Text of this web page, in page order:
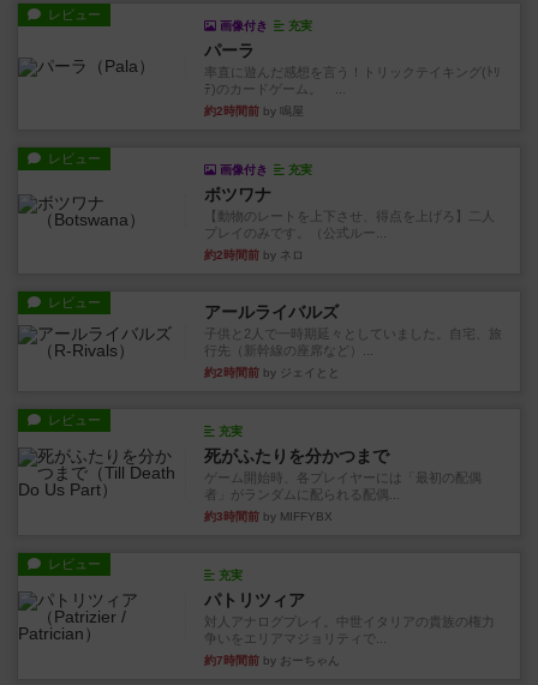
レビュー
画像付き 充実
パーラ
率直に遊んだ感想を言う！トリックテイキング(ﾄﾘ
ﾃ)のカードゲーム。 ...
約2時間前 by 鳴屋
レビュー
画像付き 充実
ボツワナ
【動物のレートを上下させ、得点を上げろ】二人
プレイのみです。（公式ルー...
約2時間前 by ネロ
レビュー アールライバルズ
子供と2人で一時期延々としていました。自宅、旅
行先（新幹線の座席など）...
約2時間前 by ジェイとと
レビュー
充実
死がふたりを分かつまで
ゲーム開始時、各プレイヤーには「最初の配偶
者」がランダムに配られる配偶...
約3時間前 by MIFFYBX
レビュー
充実
パトリツィア
対人アナログプレイ。中世イタリアの貴族の権力
争いをエリアマジョリティで...
約7時間前 by おーちゃん